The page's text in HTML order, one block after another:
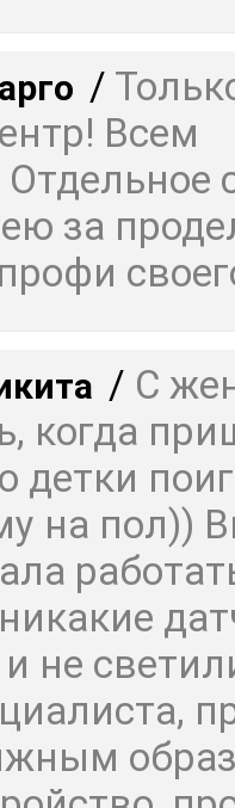
/
Всем
за
/ С
когда
детки
на пол))
не